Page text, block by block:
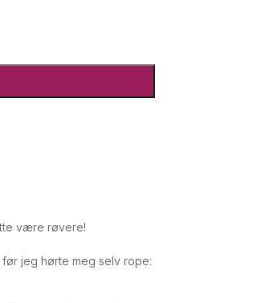
være røvere!
jeg hørte meg selv rope: